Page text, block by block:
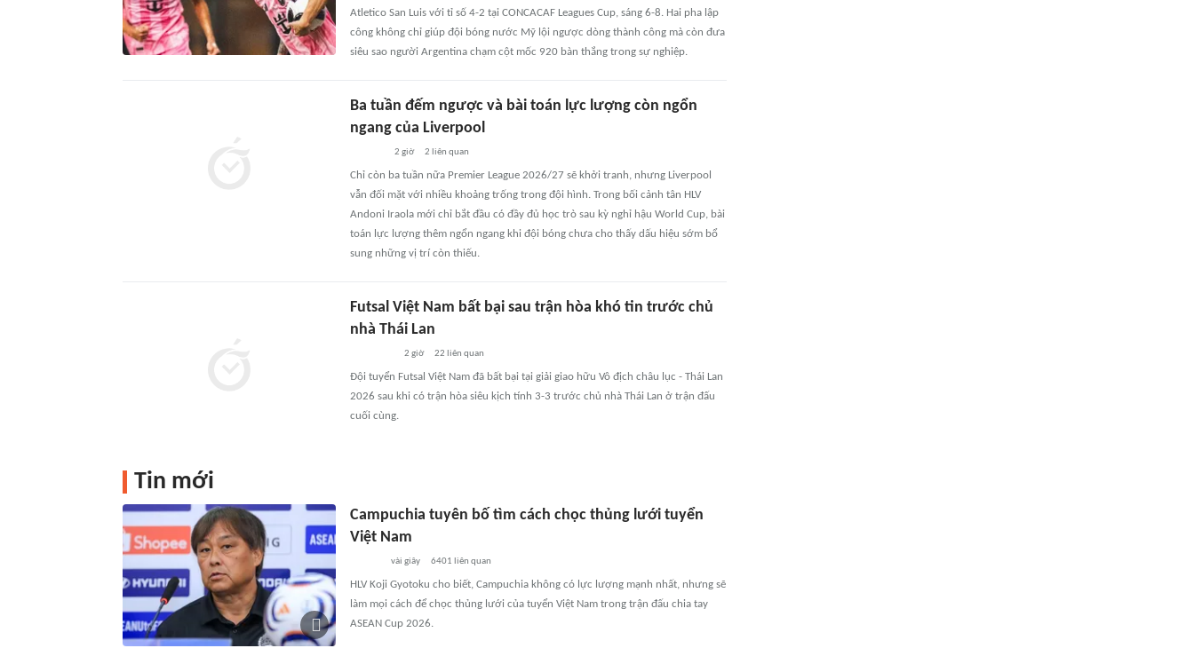
Atletico San Luis với tỉ số 4-2 tại CONCACAF Leagues Cup, sáng 6-8. Hai pha lập
công không chỉ giúp đội bóng nước Mỹ lội ngược dòng thành công mà còn đưa
siêu sao người Argentina chạm cột mốc 920 bàn thắng trong sự nghiệp.
Ba tuần đếm ngược và bài toán lực lượng còn ngổn
ngang của Liverpool
2 giờ 2 liên quan
Chỉ còn ba tuần nữa Premier League 2026/27 sẽ khởi tranh, nhưng Liverpool
vẫn đối mặt với nhiều khoảng trống trong đội hình. Trong bối cảnh tân HLV
Andoni Iraola mới chỉ bắt đầu có đầy đủ học trò sau kỳ nghỉ hậu World Cup, bài
toán lực lượng thêm ngổn ngang khi đội bóng chưa cho thấy dấu hiệu sớm bổ
sung những vị trí còn thiếu.
Futsal Việt Nam bất bại sau trận hòa khó tin trước chủ
nhà Thái Lan
2 giờ 22 liên quan
Đội tuyển Futsal Việt Nam đã bất bại tại giải giao hữu Vô địch châu lục - Thái Lan
2026 sau khi có trận hòa siêu kịch tính 3-3 trước chủ nhà Thái Lan ở trận đấu
cuối cùng.
Tin mới
Campuchia tuyên bố tìm cách chọc thủng lưới tuyển
Việt Nam
vài giây 6401 liên quan
HLV Koji Gyotoku cho biết, Campuchia không có lực lượng mạnh nhất, nhưng sẽ
làm mọi cách để chọc thủng lưới của tuyển Việt Nam trong trận đấu chia tay
ASEAN Cup 2026.